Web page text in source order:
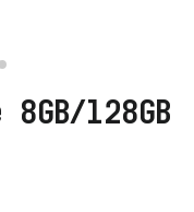
128GB